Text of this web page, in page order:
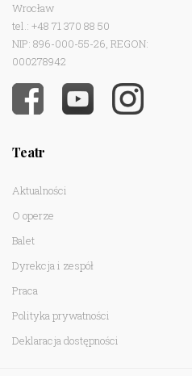
Wrocław
tel.: +48 71 370 88 50
NIP: 896-000-55-26, REGON:
000278942
Teatr
Aktualności
O operze
Balet
Dyrekcja i zespół
Praca
Polityka prywatności
Deklaracja dostępności